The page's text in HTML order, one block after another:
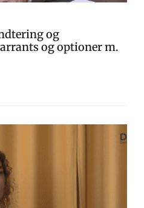
og
og optioner m.